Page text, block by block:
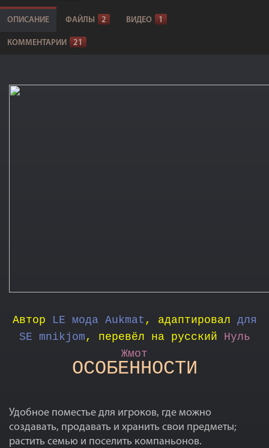
ОПИСАНИЕ ФАЙЛЫ 2 ВИДЕО 1
КОММЕНТАРИИ 21
Автор LE мода Aukmat , адаптировал для
SE mnikjom , перевёл на русский Нуль
Жмот
ОСОБЕННОСТИ
Удобное поместье для игроков, где можно
создавать, продавать и хранить свои предметы;
растить семью и поселить компаньонов.